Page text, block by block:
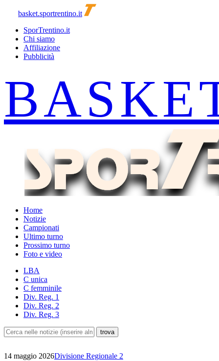
basket.sportrentino.it
SporTrentino.it
Chi siamo
Affiliazione
Pubblicità
Home
Notizie
Campionati
Ultimo turno
Prossimo turno
Foto e video
LBA
C unica
C femminile
Div. Reg. 1
Div. Reg. 2
Div. Reg. 3
14 maggio 2026Divisione Regionale 2